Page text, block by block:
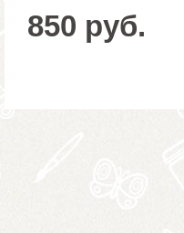
850 руб.